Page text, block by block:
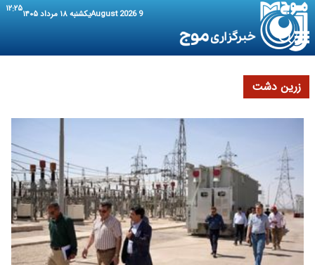
9 August 2026 یکشنبه ۱۸ مرداد ۱۴۰۵ ۱۲:۲۵
زرین دشت